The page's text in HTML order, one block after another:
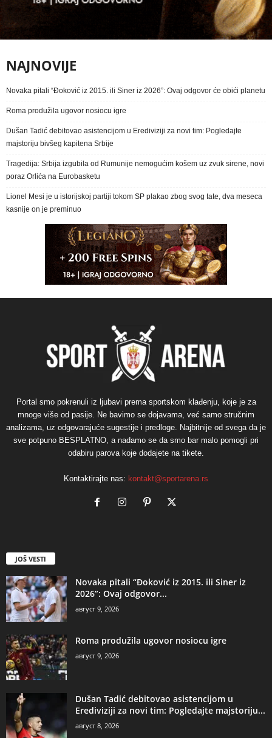
NAJNOVIJE
Novaka pitali “Đoković iz 2015. ili Siner iz 2026”: Ovaj odgovor će obići planetu
Roma produžila ugovor nosiocu igre
Dušan Tadić debitovao asistencijom u Erediviziji za novi tim: Pogledajte
majstoriju bivšeg kapitena Srbije
Tragedija: Srbija izgubila od Rumunije nemogućim košem uz zvuk sirene, novi
poraz Orlića na Eurobasketu
Lionel Mesi je u istorijskoj partiji tokom SP plakao zbog svog tate, dva meseca
kasnije on je preminuo
Portal smo pokrenuli iz ljubavi prema sportskom klađenju, koje je za
mnoge više od pasije. Ne bavimo se dojavama, već samo stručnim
analizama, uz odgovarajuće sugestije i predloge. Najbitnije od svega da je
sve potpuno BESPLATNO, a nadamo se da smo bar malo pomogli pri
odabiru parova koje dodajete na tikete.
Kontaktirajte nas: kontakt@sportarena.rs
JOŠ VESTI
Novaka pitali “Đoković iz 2015. ili Siner iz
2026”: Ovaj odgovor...
август 9, 2026
Roma produžila ugovor nosiocu igre
август 9, 2026
Dušan Tadić debitovao asistencijom u
Erediviziji za novi tim: Pogledajte majstoriju...
август 8, 2026